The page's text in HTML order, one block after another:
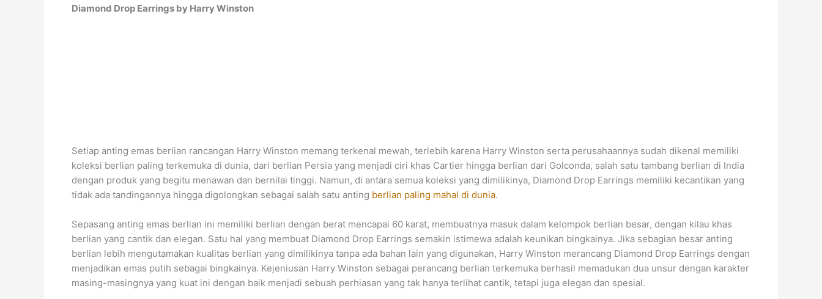
Diamond Drop Earrings by Harry Winston
Setiap anting emas berlian rancangan Harry Winston memang terkenal mewah, terlebih karena Harry Winston serta perusahaannya sudah dikenal memiliki
koleksi berlian paling terkemuka di dunia, dari berlian Persia yang menjadi ciri khas Cartier hingga berlian dari Golconda, salah satu tambang berlian di India
dengan produk yang begitu menawan dan bernilai tinggi. Namun, di antara semua koleksi yang dimilikinya, Diamond Drop Earrings memiliki kecantikan yang
tidak ada tandingannya hingga digolongkan sebagai salah satu anting berlian paling mahal di dunia.
Sepasang anting emas berlian ini memiliki berlian dengan berat mencapai 60 karat, membuatnya masuk dalam kelompok berlian besar, dengan kilau khas
berlian yang cantik dan elegan. Satu hal yang membuat Diamond Drop Earrings semakin istimewa adalah keunikan bingkainya. Jika sebagian besar anting
berlian lebih mengutamakan kualitas berlian yang dimilikinya tanpa ada bahan lain yang digunakan, Harry Winston merancang Diamond Drop Earrings dengan
menjadikan emas putih sebagai bingkainya. Kejeniusan Harry Winston sebagai perancang berlian terkemuka berhasil memadukan dua unsur dengan karakter
masing-masingnya yang kuat ini dengan baik menjadi sebuah perhiasan yang tak hanya terlihat cantik, tetapi juga elegan dan spesial.